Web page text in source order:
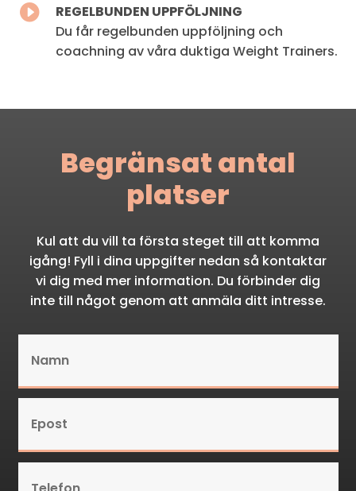

REGELBUNDEN UPPFÖLJNING
Du får regelbunden uppföljning och
coachning av våra duktiga Weight Trainers.
Begränsat antal
platser
Kul att du vill ta första steget till att komma
igång! Fyll i dina uppgifter nedan så kontaktar
vi dig med mer information. Du förbinder dig
inte till något genom att anmäla ditt intresse.